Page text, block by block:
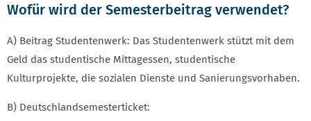
Wofür wird der Semesterbeitrag verwendet?
A) Beitrag Studentenwerk: Das Studentenwerk stützt mit dem
Geld das studentische Mittagessen, studentische
Kulturprojekte, die sozialen Dienste und Sanierungsvorhaben.
B) Deutschlandsemesterticket: